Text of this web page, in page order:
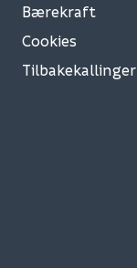
Bærekraft
Cookies
Tilbakekallinger